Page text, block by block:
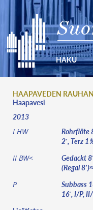
HAKU
HAAPAVEDEN
Haapavesi
2013
I HW
Rohrflöte
2′, Terz
II BW<
Gedackt
(Regal
P
Subbass
16′, I/P,